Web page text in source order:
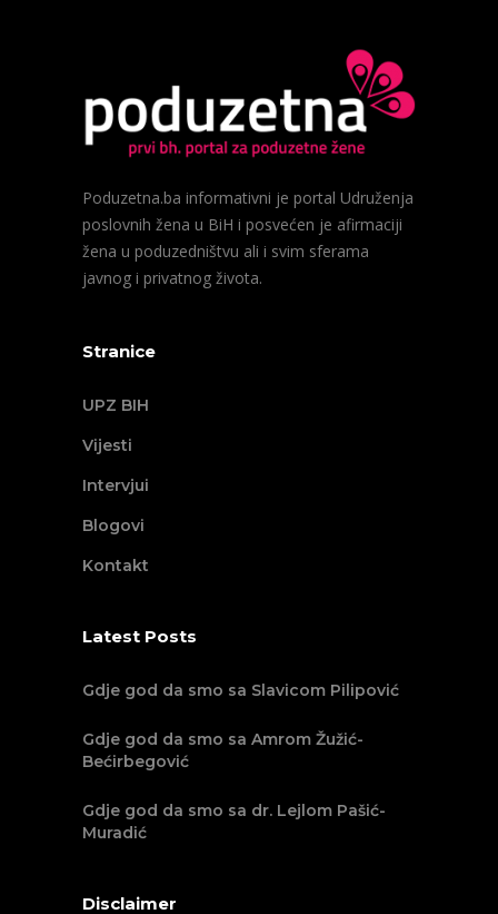
Poduzetna.ba informativni je portal Udruženja
poslovnih žena u BiH i posvećen je afirmaciji
žena u poduzedništvu ali i svim sferama
javnog i privatnog života.
Stranice
UPZ BIH
Vijesti
Intervjui
Blogovi
Kontakt
Latest Posts
Gdje god da smo sa Slavicom Pilipović
Gdje god da smo sa Amrom Žužić-
Bećirbegović
Gdje god da smo sa dr. Lejlom Pašić-
Muradić
Disclaimer